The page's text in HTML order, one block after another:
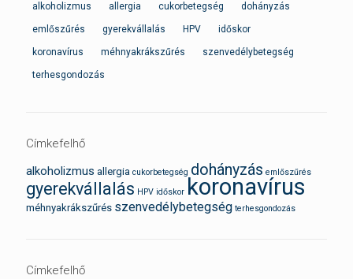
alkoholizmus allergia cukorbetegség dohányzás
emlőszűrés gyerekvállalás HPV időskor
koronavírus méhnyakrákszűrés szenvedélybetegség
terhesgondozás
Címkefelhő
alkoholizmus allergia cukorbetegség dohányzás emlőszűrés
gyerekvállalás HPV időskor koronavírus
méhnyakrákszűrés szenvedélybetegség terhesgondozás
Címkefelhő